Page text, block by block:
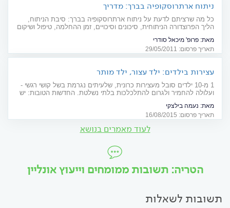
ניתוח ארתרוסקופיה בברך: מדריך
כל מה שרציתם לדעת על ניתוח ארתרוסקופיה בברך: סיבת הניתוח,
הליך הפרוצדורה הניתוחית, סיכונים וסיכויים, זמן ההחלמה, טיפול ושיקום
מאת: פרופ' מיכאל סודרי
תאריך פרסום: 29/05/2011
עצירות בילדים: ילד עצור, ילד מותר
1 מ-10 ילדים סובל מעצירות כרונית, שלעיתים נגרמת בשל קושי רגשי -
ועלולה להחמיר ולגרום להתלכלכות בלתי נשלטת. החדשות הטובות: יש
מאת: נעמה בילצקי
תאריך פרסום: 16/08/2015
לעוד מאמרים בנושא
הטריה: תשובות ממומחים וייעוץ אונליין
תשובות לשאלות